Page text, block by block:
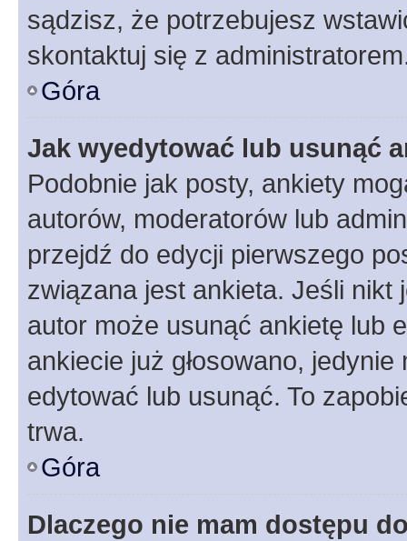
sądzisz, że potrzebujesz
skontaktuj się z
Góra
Jak wyedytować lub usunąć
Podobnie jak posty, ankiety
autorów, moderatorów lub
przejdź do edycji pierwszego
związana jest ankieta. Jeśli nikt
autor może usunąć ankietę lub
ankiecie już głosowano,
edytować lub usunąć. To
trwa.
Góra
Dlaczego nie mam dostępu